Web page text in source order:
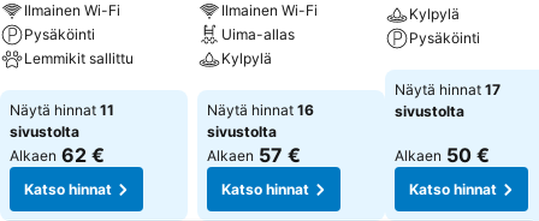
Ilmainen Wi-Fi
Pysäköinti
Lemmikit sallittu
Katso hinnat
Näytä hinnat 11
sivustolta
Alkaen 62 €
Katso hinnat
Ilmainen Wi-Fi
Uima-allas
Kylpylä
Katso hinnat
Näytä hinnat 16
sivustolta
Alkaen 57 €
Katso hinnat
Kylpylä
Pysäköinti
Katso hinnat
Näytä hinnat 17
sivustolta
Alkaen 50 €
Katso hinnat